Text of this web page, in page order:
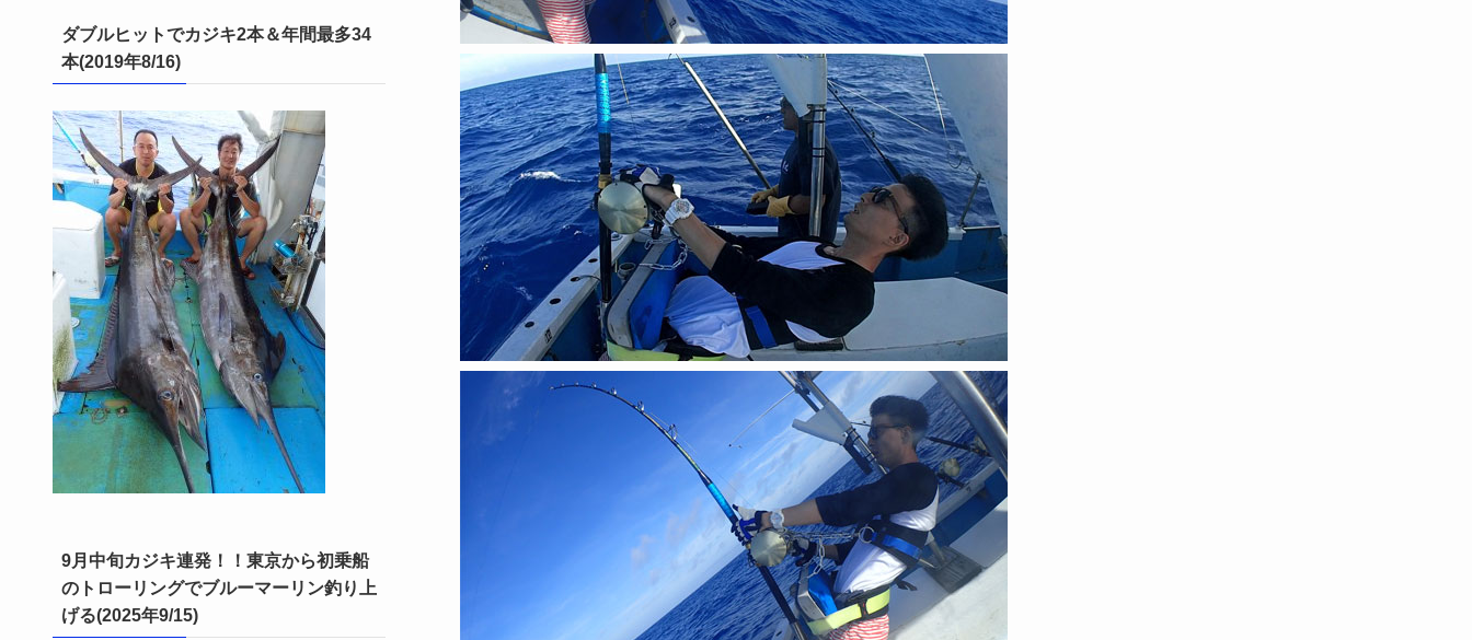
ダブルヒットでカジキ2本＆年間最多34
本(2019年8/16)
9月中旬カジキ連発！！東京から初乗船
のトローリングでブルーマーリン釣り上
げる(2025年9/15)